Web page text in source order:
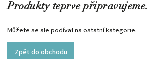
Produkty teprve připravujeme.
Můžete se ale podívat na ostatní kategorie.
Zpět do obchodu